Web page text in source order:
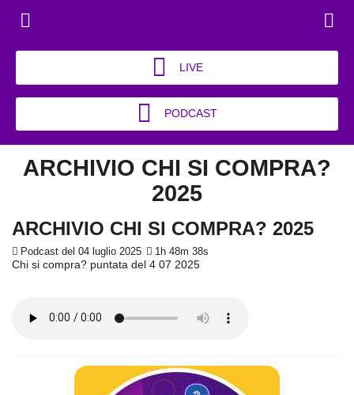
LIVE
PODCAST
ARCHIVIO CHI SI COMPRA?
2025
ARCHIVIO CHI SI COMPRA? 2025
Podcast del 04 luglio 2025 1h 48m 38s
Chi si compra? puntata del 4 07 2025